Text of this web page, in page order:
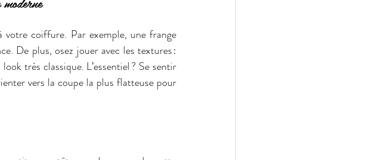
coiffure. Par exemple, une frange
De plus, osez jouer avec les textures :
très classique. L’essentiel ? Se sentir
vers la coupe la plus flatteuse pour